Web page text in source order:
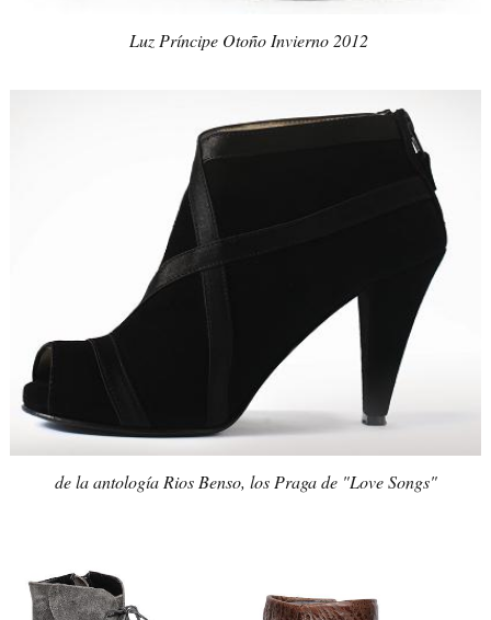
Luz Príncipe Otoño Invierno 2012
de la antología Rios Benso, los Praga de "Love Songs"